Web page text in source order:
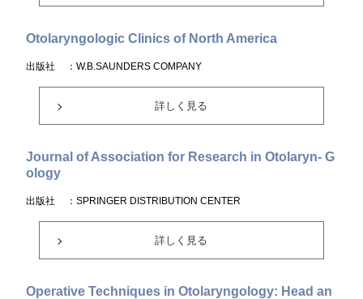
Otolaryngologic Clinics of North America
出版社 ：W.B.SAUNDERS COMPANY
詳しく見る
Journal of Association for Research in Otolaryn- G
ology
出版社 ：SPRINGER DISTRIBUTION CENTER
詳しく見る
Operative Techniques in Otolaryngology: Head an